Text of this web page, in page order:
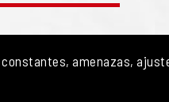
amenazas,